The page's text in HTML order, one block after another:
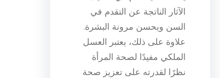
الآثار الناتجة عن التقدم في
السن ويحسن مرونة البشرة.
علاوة على ذلك، يعتبر العسل
الملكي مفيدًا لصحة المرأة
نظرًا لقدرته على تعزيز صحة